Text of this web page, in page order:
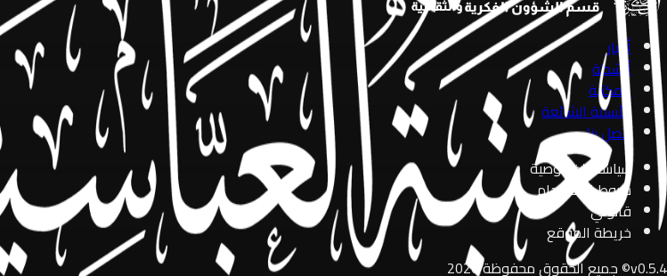
أخبار
أنشطة
المكتبة
الأسئلة الشائعة
اتصل بنا
سياسة الخصوصية
شروط الاستخدام
قانوني
خريطة الموقع
v0.5.4
©جميع الحقوق محفوظة 2026